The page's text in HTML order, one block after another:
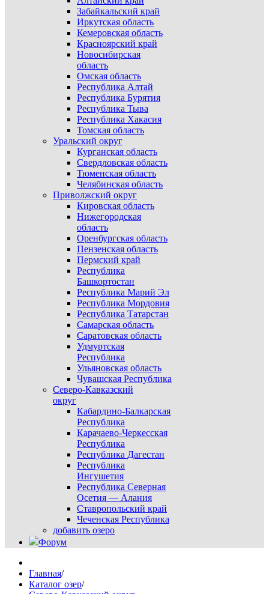
Забайкальский край
Иркутская область
Кемеровская область
Красноярский край
Новосибирская
область
Омская область
Республика Алтай
Республика Бурятия
Республика Тыва
Республика Хакасия
Томская область
Уральский округ
Курганская область
Свердловская область
Тюменская область
Челябинская область
Приволжский округ
Кировская область
Нижегородская
область
Оренбургская область
Пензенская область
Пермский край
Республика
Башкортостан
Республика Марий Эл
Республика Мордовия
Республика Татарстан
Самарская область
Саратовская область
Удмуртская
Республика
Ульяновская область
Чувашская Республика
Северо-Кавказский
округ
Кабардино-Балкарская
Республика
Карачаево-Черкесская
Республика
Республика Дагестан
Республика
Ингушетия
Республика Северная
Осетия — Алания
Ставропольский край
Чеченская Республика
добавить озеро
Форум
Главная/
Каталог озер/